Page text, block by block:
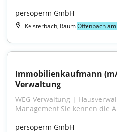
persoperm GmbH
Kelsterbach, RaumOffenbach
Immobilienkaufmann
Verwaltung
WEG-Verwaltung |
Management Sie kennen die
persoperm GmbH